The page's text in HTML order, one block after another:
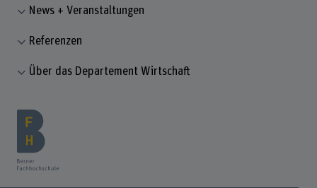
News + Veranstaltungen
Referenzen
Über das Departement Wirtschaft